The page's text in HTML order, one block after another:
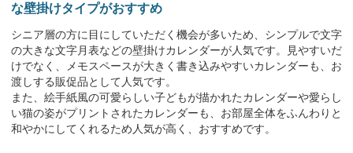
な壁掛けタイプがおすすめ
シニア層の方に目にしていただく機会が多いため、シンプルで文字
の大きな文字月表などの壁掛けカレンダーが人気です。見やすいだ
けでなく、メモスペースが大きく書き込みやすいカレンダーも、お
渡しする販促品として人気です。
また、絵手紙風の可愛らしい子どもが描かれたカレンダーや愛らし
い猫の姿がプリントされたカレンダーも、お部屋全体をふんわりと
和やかにしてくれるため人気が高く、おすすめです。